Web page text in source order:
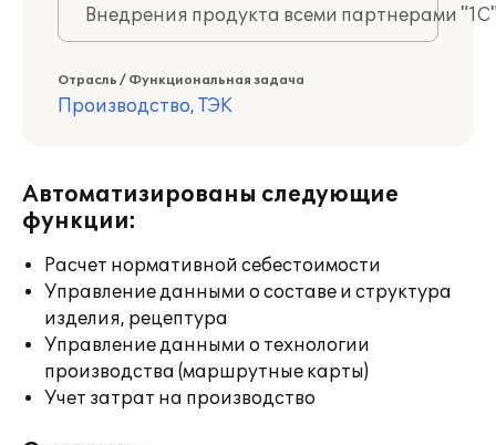
Внедрения продукта всеми партнерами
Отрасль / Функциональная задача
Производство, ТЭК
Автоматизированы следующие
функции:
Расчет нормативной себестоимости
Управление данными о составе и структура
изделия, рецептура
Управление данными о технологии
производства (маршрутные карты)
Учет затрат на производство